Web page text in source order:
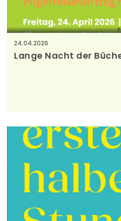
24.04.2026
Lange Nacht der